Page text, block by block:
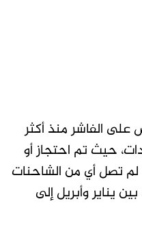
على الفاشر منذ أكثر
حيث تم احتجاز أو
لم تصل أي من الشاحنات
بين يناير وأبريل إلى